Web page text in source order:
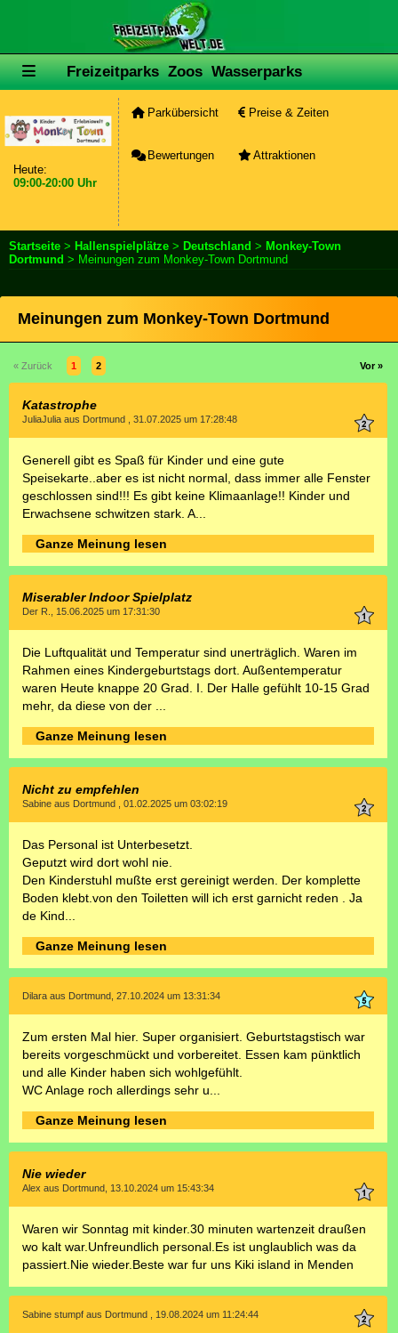
Freizeitparks Zoos Wasserparks
Heute:
09:00-20:00 Uhr
Parkübersicht Preise & Zeiten
Bewertungen Attraktionen
Startseite > Hallenspielplätze > Deutschland > Monkey-Town
Dortmund > Meinungen zum Monkey-Town Dortmund
Meinungen zum Monkey-Town Dortmund
« Zurück 1 2 Vor »
Katastrophe
JuliaJulia aus Dortmund , 31.07.2025 um 17:28:48
Generell gibt es Spaß für Kinder und eine gute
Speisekarte..aber es ist nicht normal, dass immer alle Fenster
geschlossen sind!!! Es gibt keine Klimaanlage!! Kinder und
Erwachsene schwitzen stark. A...
Ganze Meinung lesen
Miserabler Indoor Spielplatz
Der R., 15.06.2025 um 17:31:30
Die Luftqualität und Temperatur sind unerträglich. Waren im
Rahmen eines Kindergeburtstags dort. Außentemperatur
waren Heute knappe 20 Grad. I. Der Halle gefühlt 10-15 Grad
mehr, da diese von der ...
Ganze Meinung lesen
Nicht zu empfehlen
Sabine aus Dortmund , 01.02.2025 um 03:02:19
Das Personal ist Unterbesetzt.
Geputzt wird dort wohl nie.
Den Kinderstuhl mußte erst gereinigt werden. Der komplette
Boden klebt.von den Toiletten will ich erst garnicht reden . Ja
de Kind...
Ganze Meinung lesen
Dilara aus Dortmund, 27.10.2024 um 13:31:34
Zum ersten Mal hier. Super organisiert. Geburtstagstisch war
bereits vorgeschmückt und vorbereitet. Essen kam pünktlich
und alle Kinder haben sich wohlgefühlt.
WC Anlage roch allerdings sehr u...
Ganze Meinung lesen
Nie wieder
Alex aus Dortmund, 13.10.2024 um 15:43:34
Waren wir Sonntag mit kinder.30 minuten wartenzeit draußen
wo kalt war.Unfreundlich personal.Es ist unglaublich was da
passiert.Nie wieder.Beste war fur uns Kiki island in Menden
Sabine stumpf aus Dortmund , 19.08.2024 um 11:24:44